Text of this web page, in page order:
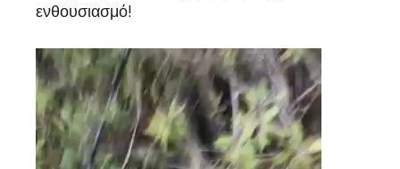
ενθουσιασμό!
Video
Player